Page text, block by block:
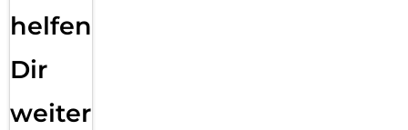
helfen
Dir
weiter